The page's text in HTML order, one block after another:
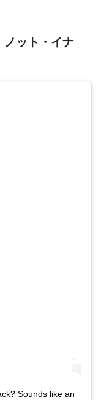
ノット・イナ
Sounds like an